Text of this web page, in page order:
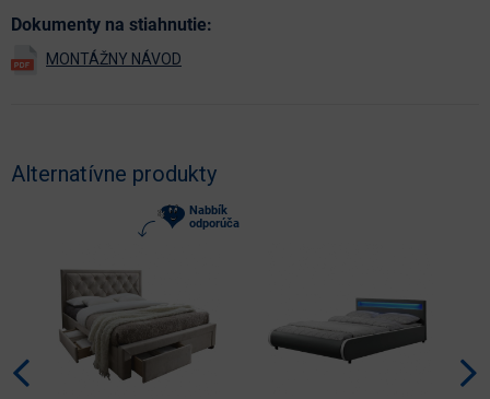
Dokumenty na stiahnutie:
Alternatívne produkty
Nabbík
odporúča